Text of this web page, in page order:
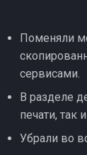
Поменяли
сервисами.
В разделе
печати, так
Убрали во